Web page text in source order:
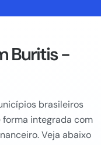
Buritis -
brasileiros
integrada com
Veja abaixo